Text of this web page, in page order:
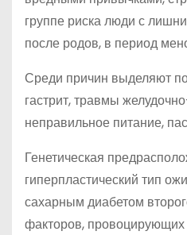
группе риска люди с
после родов, в период
Среди причин выделяют
гастрит, травмы
неправильное питание,
Генетическая
гиперпластический тип
сахарным диабетом
факторов,